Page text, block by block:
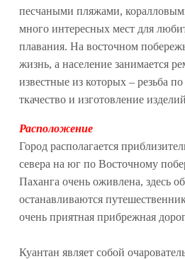
песчаными пляжами,
много интересных мест для
плавания. На восточном
жизнь, а население занимается
известные из которых – резьба по
ткачество и изготовление
Расположение
Город располагается
севера на юг по Восточному
Паханга очень оживлена, здесь
останавливаются
очень приятная прибрежная
Куантан являет собой